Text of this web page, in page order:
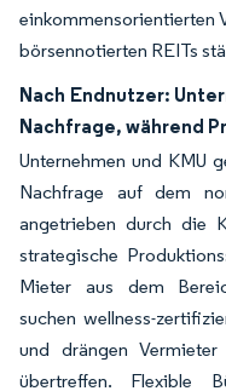
einkommensorientierten
börsennotierten REITs
Nach Endnutzer:
Nachfrage, während
Unternehmen und KMU
Nachfrage auf dem
angetrieben durch die
strategische
Mieter aus dem
suchen wellness-
und drängen
übertreffen. Flexible